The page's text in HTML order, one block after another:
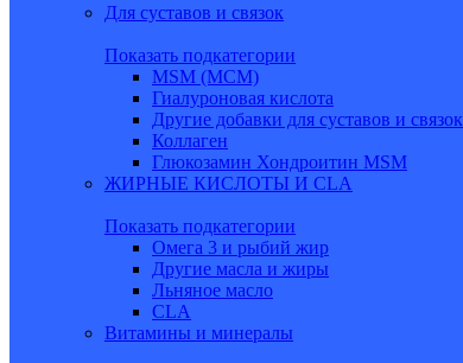
Для суставов и связок
Показать подкатегории
MSM (МСМ)
Гиалуроновая кислота
Другие добавки для суставов и связок
Коллаген
Глюкозамин Хондроитин MSM
ЖИРНЫЕ КИСЛОТЫ И CLA
Показать подкатегории
Омега 3 и рыбий жир
Другие масла и жиры
Льняное масло
CLA
Витамины и минералы